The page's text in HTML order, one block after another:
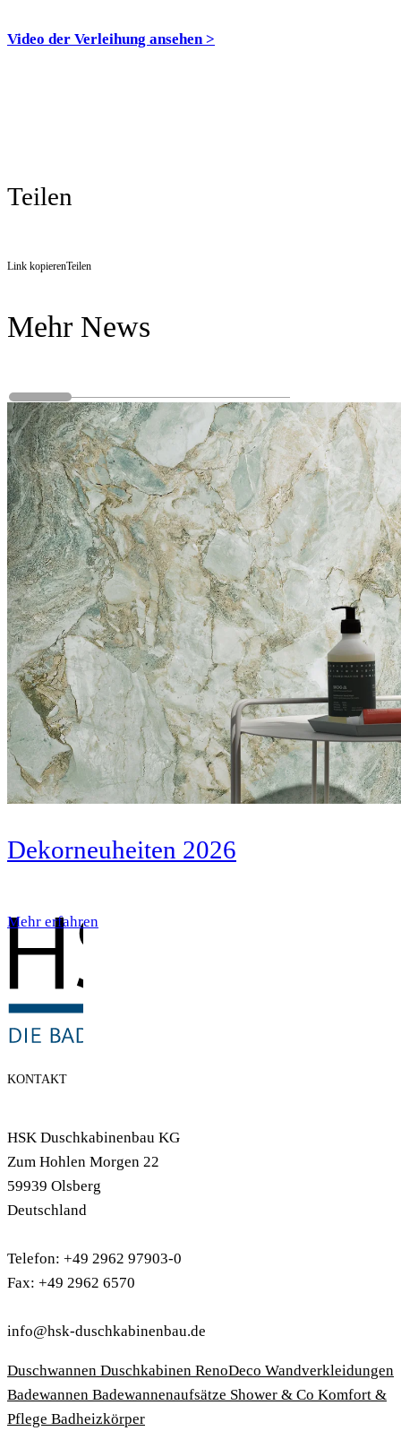
Video der Verleihung ansehen >
Teilen
Link kopierenTeilen
Mehr News
Dekorneuheiten 2026
Mehr erfahren
KONTAKT
HSK Duschkabinenbau KG
Zum Hohlen Morgen 22
59939 Olsberg
Deutschland
Telefon: +49 2962 97903-0
Fax: +49 2962 6570
info@hsk-duschkabinenbau.de
Duschwannen Duschkabinen RenoDeco Wandverkleidungen
Badewannen Badewannenaufsätze Shower & Co Komfort &
Pflege Badheizkörper